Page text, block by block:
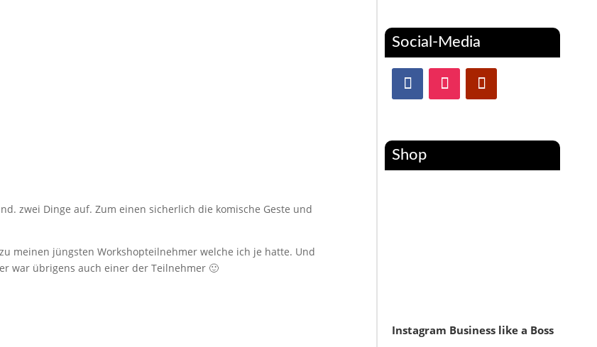
zwei Dinge auf. Zum einen sicherlich die komische Geste und
meinen jüngsten Workshopteilnehmer welche ich je hatte. Und
war übrigens auch einer der Teilnehmer 🙂
Social-Media
Shop
Instagram Business like a Boss